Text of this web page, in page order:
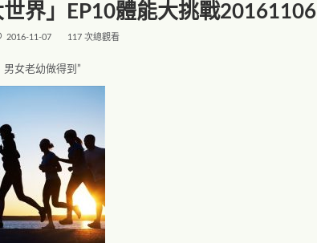
世界」EP10體能大挑戰20161106
2016-11-07 117 次總觀看
女老幼做得到”